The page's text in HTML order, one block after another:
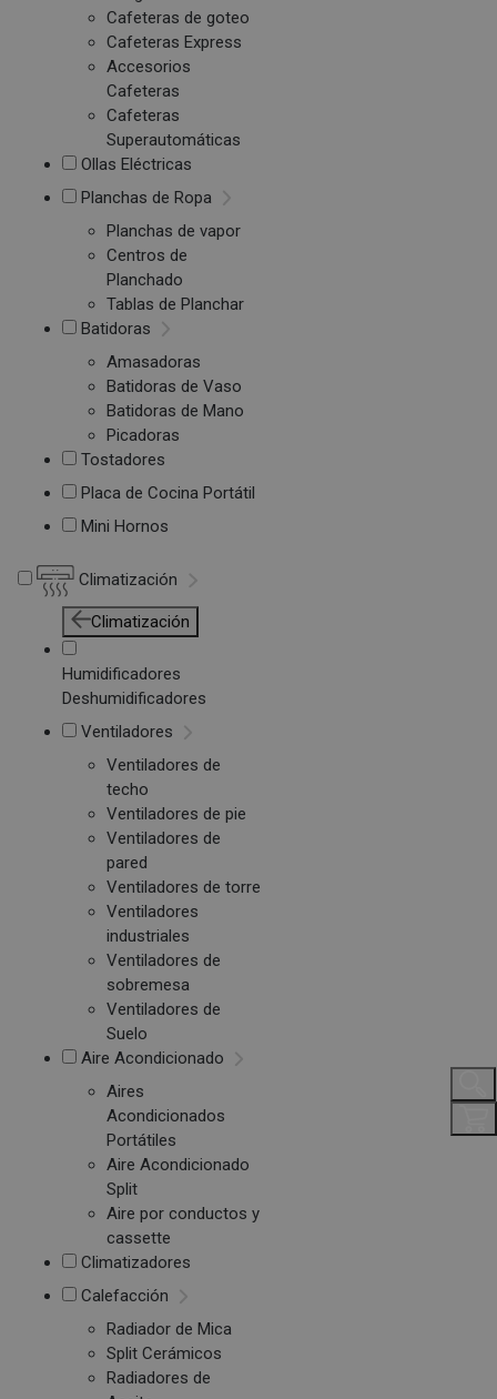
Cafeteras de goteo
Cafeteras Express
Accesorios
Cafeteras
Cafeteras
Superautomáticas
Ollas Eléctricas
Planchas de Ropa
Planchas de vapor
Centros de
Planchado
Tablas de Planchar
Batidoras
Amasadoras
Batidoras de Vaso
Batidoras de Mano
Picadoras
Tostadores
Placa de Cocina Portátil
Mini Hornos
Climatización
Climatización
Humidificadores
Deshumidificadores
Ventiladores
Ventiladores de
techo
Ventiladores de pie
Ventiladores de
pared
Ventiladores de torre
Ventiladores
industriales
Ventiladores de
sobremesa
Ventiladores de
Suelo
Aire Acondicionado
Aires
Acondicionados
Portátiles
Aire Acondicionado
Split
Aire por conductos y
cassette
Climatizadores
Calefacción
Radiador de Mica
Split Cerámicos
Radiadores de